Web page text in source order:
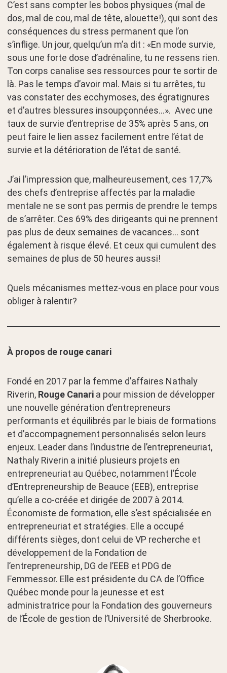
C’est sans compter les bobos physiques (mal de
dos, mal de cou, mal de tête, alouette!), qui sont des
conséquences du stress permanent que l’on
s’inflige. Un jour, quelqu’un m’a dit : «En mode survie,
sous une forte dose d’adrénaline, tu ne ressens rien.
Ton corps canalise ses ressources pour te sortir de
là. Pas le temps d’avoir mal. Mais si tu arrêtes, tu
vas constater des ecchymoses, des égratignures
et d’autres blessures insoupçonnées…». Avec une
taux de survie d’entreprise de 35% après 5 ans, on
peut faire le lien assez facilement entre l’état de
survie et la détérioration de l’état de santé.
J’ai l’impression que, malheureusement, ces 17,7%
des chefs d’entreprise affectés par la maladie
mentale ne se sont pas permis de prendre le temps
de s’arrêter. Ces 69% des dirigeants qui ne prennent
pas plus de deux semaines de vacances… sont
également à risque élevé. Et ceux qui cumulent des
semaines de plus de 50 heures aussi!
Quels mécanismes mettez-vous en place pour vous
obliger à ralentir?
À propos de rouge canari
Fondé en 2017 par la femme d’affaires Nathaly
Riverin, Rouge Canari a pour mission de développer
une nouvelle génération d’entrepreneurs
performants et équilibrés par le biais de formations
et d’accompagnement personnalisés selon leurs
enjeux. Leader dans l’industrie de l’entrepreneuriat,
Nathaly Riverin a initié plusieurs projets en
entrepreneuriat au Québec, notamment l’École
d’Entrepreneurship de Beauce (EEB), entreprise
qu’elle a co-créée et dirigée de 2007 à 2014.
Économiste de formation, elle s’est spécialisée en
entrepreneuriat et stratégies. Elle a occupé
différents sièges, dont celui de VP recherche et
développement de la Fondation de
l’entrepreneurship, DG de l’EEB et PDG de
Femmessor. Elle est présidente du CA de l’Office
Québec monde pour la jeunesse et est
administratrice pour la Fondation des gouverneurs
de l’École de gestion de l’Université de Sherbrooke.